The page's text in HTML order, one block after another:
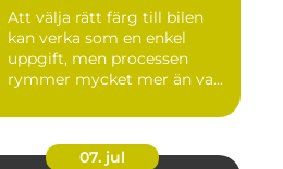
Att välja rätt färg till bilen
kan verka som en enkel
uppgift, men processen
rymmer mycket mer än va...
07. jul